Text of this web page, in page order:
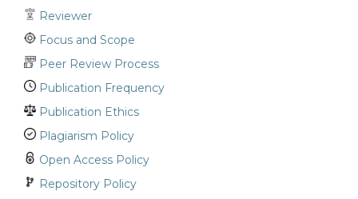
Reviewer
Focus and Scope
Peer Review Process
Publication Frequency
Publication Ethics
Plagiarism Policy
Open Access Policy
Repository Policy